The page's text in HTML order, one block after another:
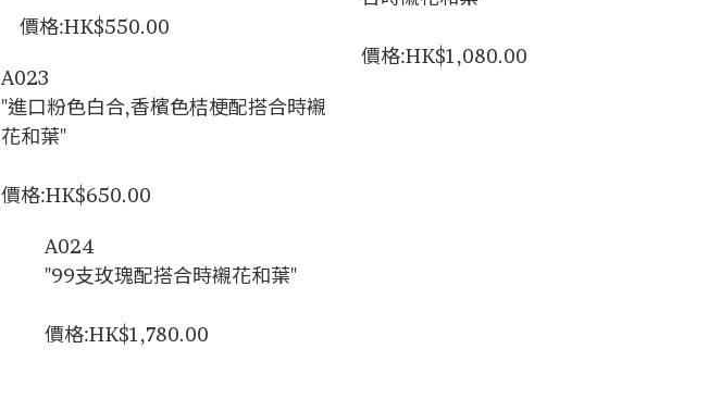
價格:HK$550.00
A023
"進口粉色白合,香檳色桔梗配搭合時襯
花和葉"
價格:HK$650.00
A024
"99支玫瑰配搭合時襯花和葉"
價格:HK$1,780.00
價格:HK$1,080.00